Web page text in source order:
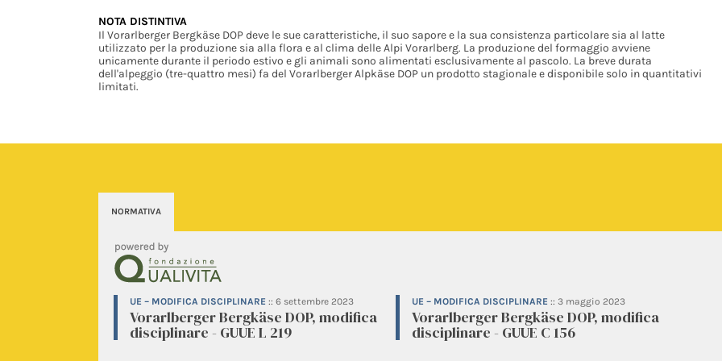
NOTA DISTINTIVA
Il Vorarlberger Bergkäse DOP deve le sue caratteristiche, il suo sapore e la sua consistenza particolare sia al latte
utilizzato per la produzione sia alla flora e al clima delle Alpi Vorarlberg. La produzione del formaggio avviene
unicamente durante il periodo estivo e gli animali sono alimentati esclusivamente al pascolo. La breve durata
dell'alpeggio (tre-quattro mesi) fa del Vorarlberger Alpkäse DOP un prodotto stagionale e disponibile solo in quantitativi
limitati.
NORMATIVA
UE – MODIFICA DISCIPLINARE :: 6 settembre 2023
Vorarlberger Bergkäse DOP, modifica
disciplinare - GUUE L 219
UE – MODIFICA DISCIPLINARE :: 3 maggio 2023
Vorarlberger Bergkäse DOP, modifica
disciplinare - GUUE C 156